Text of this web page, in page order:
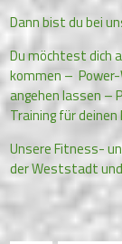
Dann bist du bei
Du möchtest dich
kommen –
angehen lassen –
Training für
Unsere Fitness-
der Weststadt